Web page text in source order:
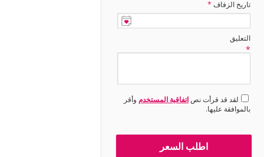
تاريخ الزفاف *
التعليق
*
لقد قد قرأت نصاتفاقية المستخدم وأقر
بالموافقة عليها.
اطلب السعر